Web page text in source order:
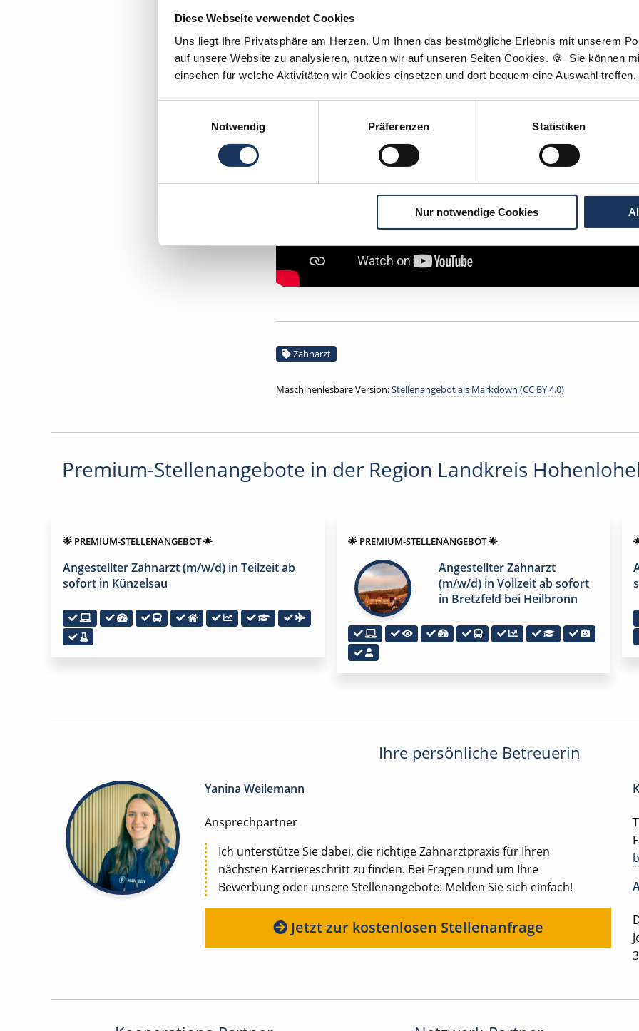
Diese Webseite verwendet Cookies
Uns liegt Ihre Privatsphäre am Herzen. Um Ihnen das bestmögliche Erlebnis mit unserem
auf unsere Website zu analysieren, nutzen wir auf unseren Seiten Cookies. 🍪 Sie können
einsehen für welche Aktivitäten wir Cookies einsetzen und dort bequem eine Auswahl treffen.
Notwendig
Präferenzen Statistiken
Nur notwendige Cookies
In wenigen Schritten zu Ihrer Traumstelle - so
Zahnarzt
Maschinenlesbare Version:Stellenangebot als Markdown (CC BY 4.0)
Premium-Stellenangebote in der Region Landkreis
🌟 PREMIUM-STELLENANGEBOT 🌟
Angestellter Zahnarzt (m/w/d) in Teilzeit ab
sofort in Künzelsau
🌟 PREMIUM-STELLENANGEBOT 🌟
Angestellter Zahnarzt
(m/w/d) in Vollzeit ab sofort
in Bretzfeld bei Heilbronn
Ihre persönliche Betreuerin
Yanina Weilemann
Ansprechpartner
Ich unterstütze Sie dabei, die richtige Zahnarztpraxis für Ihren
nächsten Karriereschritt zu finden. Bei Fragen rund um Ihre
Bewerbung oder unsere Stellenangebote: Melden Sie sich einfach!
Jetzt zur kostenlosen Stellenanfrage